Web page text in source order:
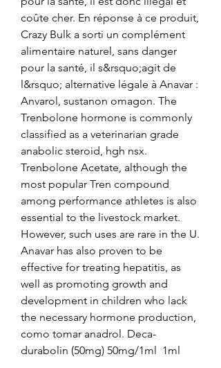
coûte cher. En réponse à ce produit,
Crazy Bulk a sorti un complément
alimentaire naturel, sans danger
pour la santé, il s&rsquo;agit de
l&rsquo; alternative légale à Anavar :
Anvarol, sustanon omagon. The
Trenbolone hormone is commonly
classified as a veterinarian grade
anabolic steroid, hgh nsx.
Trenbolone Acetate, although the
most popular Tren compound
among performance athletes is also
essential to the livestock market.
However, such uses are rare in the U.
Anavar has also proven to be
effective for treating hepatitis, as
well as promoting growth and
development in children who lack
the necessary hormone production,
como tomar anadrol. Deca-
durabolin (50mg) 50mg/1ml  1ml